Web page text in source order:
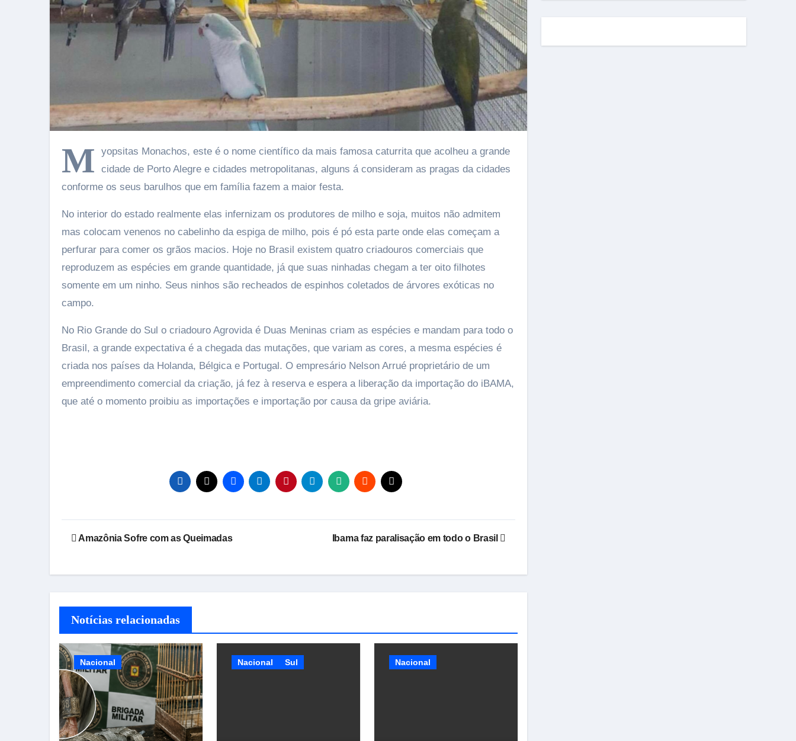
M
yopsitas Monachos, este é o nome científico da mais famosa caturrita que acolheu a grande
cidade de Porto Alegre e cidades metropolitanas, alguns á consideram as pragas da cidades
conforme os seus barulhos que em família fazem a maior festa.
No interior do estado realmente elas infernizam os produtores de milho e soja, muitos não admitem
mas colocam venenos no cabelinho da espiga de milho, pois é pó esta parte onde elas começam a
perfurar para comer os grãos macios. Hoje no Brasil existem quatro criadouros comerciais que
reproduzem as espécies em grande quantidade, já que suas ninhadas chegam a ter oito filhotes
somente em um ninho. Seus ninhos são recheados de espinhos coletados de árvores exóticas no
campo.
No Rio Grande do Sul o criadouro Agrovida é Duas Meninas criam as espécies e mandam para todo o
Brasil, a grande expectativa é a chegada das mutações, que variam as cores, a mesma espécies é
criada nos países da Holanda, Bélgica e Portugal. O empresário Nelson Arrué proprietário de um
empreendimento comercial da criação, já fez à reserva e espera a liberação da importação do iBAMA,
que até o momento proibiu as importações e importação por causa da gripe aviária.
Navegação
Post
Amazônia Sofre com as Queimadas Ibama faz paralisação em todo o Brasil
Notícias relacionadas
Nacional Nacional Sul Nacional